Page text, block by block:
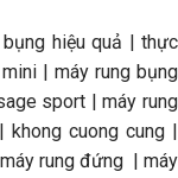
hiệu quả | thực
| máy rung bụng
sport | máy rung
khong cuong cung |
rung đứng | máy